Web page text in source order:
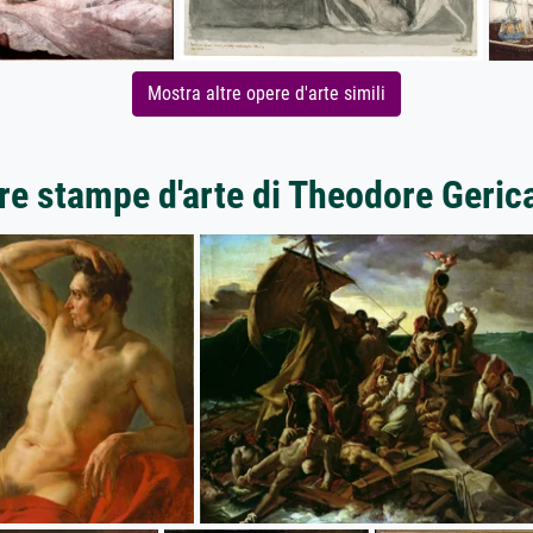
Mostra altre opere d'arte simili
stampe d'arte di Theodore